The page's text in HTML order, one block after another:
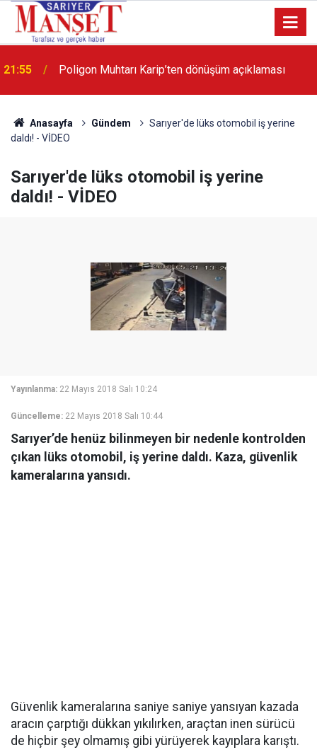
13:36 'Poligon'da İstanbul'a örnek proje gerçekleştirilecek'
Anasayfa Gündem
Sarıyer'de lüks otomobil iş yerine
daldı! - VİDEO
Sarıyer'de lüks otomobil iş yerine
daldı! - VİDEO
Yayınlanma: 22 Mayıs 2018 Salı 10:24
Güncelleme: 22 Mayıs 2018 Salı 10:44
Sarıyer’de henüz bilinmeyen bir nedenle kontrolden
çıkan lüks otomobil, iş yerine daldı. Kaza, güvenlik
kameralarına yansıdı.
Güvenlik kameralarına saniye saniye yansıyan kazada
aracın çarptığı dükkan yıkılırken, araçtan inen sürücü
de hiçbir şey olmamış gibi yürüyerek kayıplara karıştı.